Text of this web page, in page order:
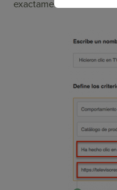
exactamente el enlace.